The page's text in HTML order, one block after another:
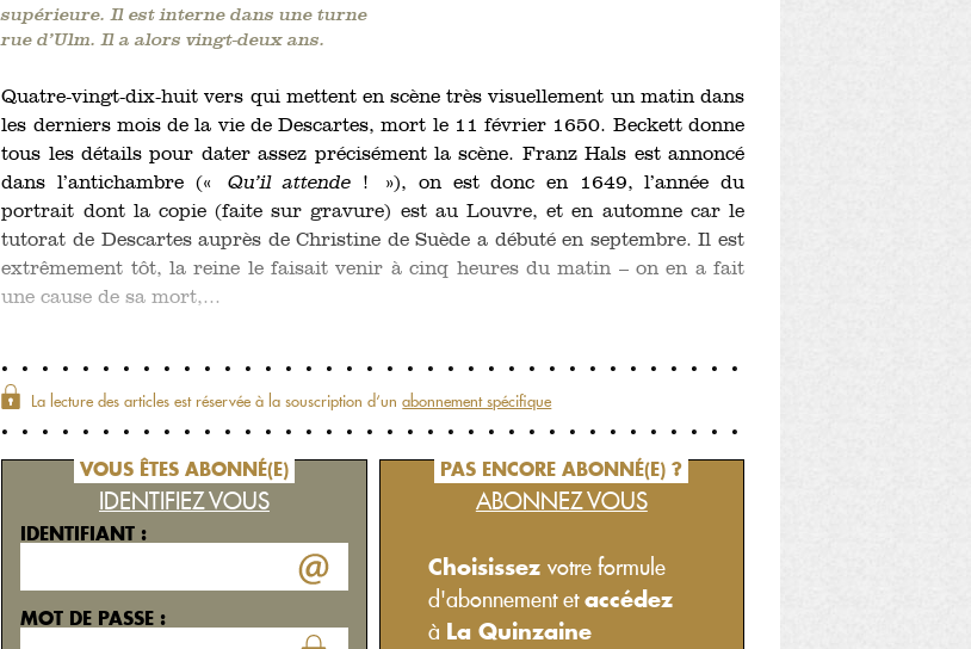
supérieure. Il est interne dans une turne
rue d’Ulm. Il a alors vingt-deux ans.
Quatre-vingt-dix-huit vers qui mettent en scène très visuellement un matin dans
les derniers mois de la vie de Descartes, mort le 11 février 1650. Beckett donne
tous les détails pour dater assez précisément la scène. Franz Hals est annoncé
dans l’antichambre («Qu’il attende ! »), on est donc en 1649, l’année du
portrait dont la copie (faite sur gravure) est au Louvre, et en automne car le
tutorat de Descartes auprès de Christine de Suède a débuté en septembre. Il est
extrêmement tôt, la reine le faisait venir à cinq heures du matin – on en a fait
une cause de sa mort,...
La lecture des articles est réservée à la souscription d‘unabonnement spécifique
VOUS ÊTES ABONNÉ(E)
IDENTIFIEZ VOUS
IDENTIFIANT :
MOT DE PASSE :
PAS ENCORE ABONNÉ(E) ?
ABONNEZ VOUS
Choisissez votre formule
d'abonnement etaccédez
à La Quinzaine